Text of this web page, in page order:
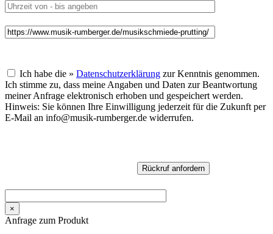
Ich habe die » Datenschutzerklärung zur Kenntnis genommen.
Ich stimme zu, dass meine Angaben und Daten zur Beantwortung
meiner Anfrage elektronisch erhoben und gespeichert werden.
Hinweis: Sie können Ihre Einwilligung jederzeit für die Zukunft per
E-Mail an info@musik-rumberger.de widerrufen.
×
Anfrage zum Produkt